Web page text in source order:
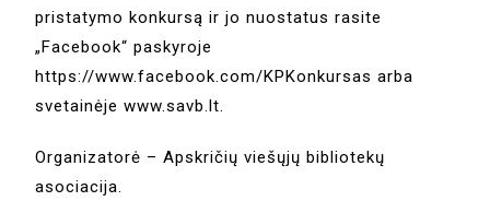
pristatymo konkursą ir jo nuostatus rasite
„Facebook“ paskyroje
https://www.facebook.com/KPKonkursas arba
svetainėje www.savb.lt.
Organizatorė – Apskričių viešųjų bibliotekų
asociacija.